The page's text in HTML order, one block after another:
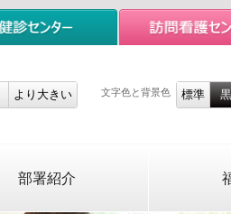
文字色と背景色
部署紹介